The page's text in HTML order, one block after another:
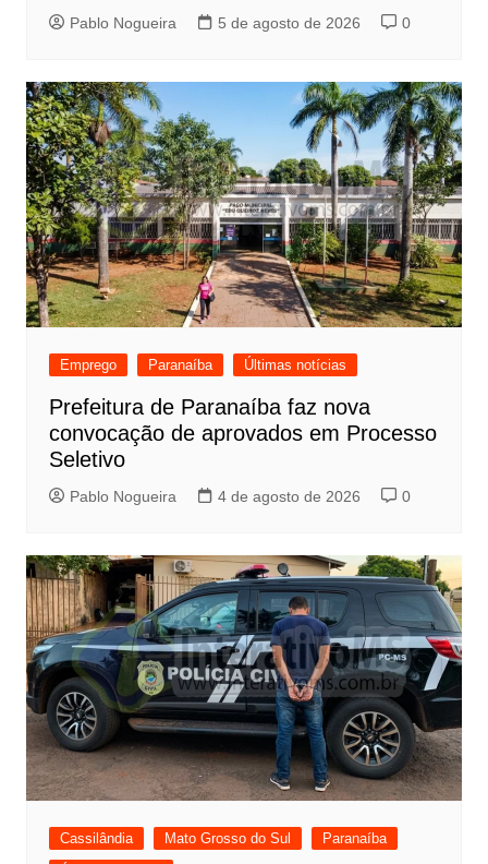
Pablo Nogueira 5 de agosto de 2026 0
Emprego Paranaíba Últimas notícias
Prefeitura de Paranaíba faz nova
convocação de aprovados em Processo
Seletivo
Pablo Nogueira 4 de agosto de 2026 0
Cassilândia Mato Grosso do Sul
Paranaíba